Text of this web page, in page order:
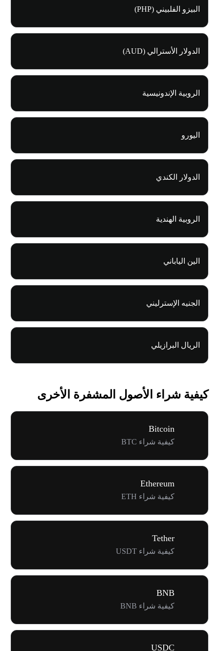
البيزو الفلبيني (PHP)
الدولار الأسترالي (AUD)
الروبية الإندونيسية
اليورو
الدولار الكندي
الروبية الهندية
الين الياباني
الجنيه الإسترليني
الريال البرازيلي
كيفية شراء الأصول المشفرة الأخرى
Bitcoin
كيفية شراء BTC
Ethereum
كيفية شراء ETH
Tether
كيفية شراء USDT
BNB
كيفية شراء BNB
USDC